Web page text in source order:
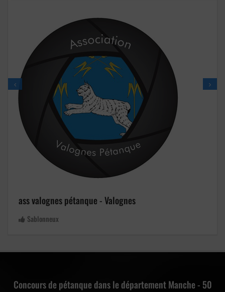
ass valognes pétanque - Valognes
Sablonneux
Concours de pétanque dans le département Manche - 50